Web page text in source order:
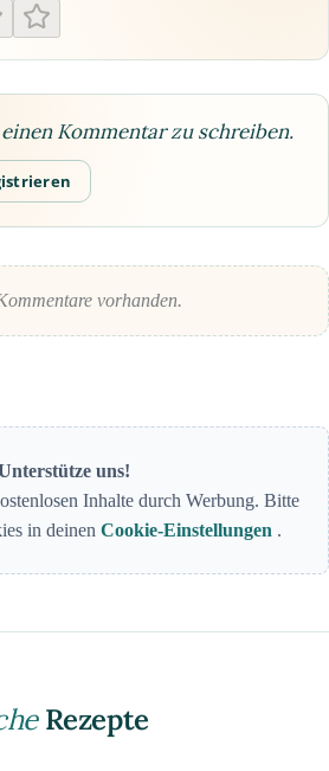
Kommentar zu schreiben.
vorhanden.
uns!
Inhalte durch Werbung. Bitte
in deinen Cookie-Einstellungen .
Rezepte